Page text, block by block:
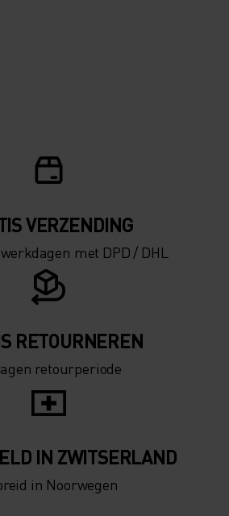
0°
-10°
-15°
-20°
-25°
VERZENDING​​​​​​​​​​​​​​
met DPD / DHL
RETOURNEREN
retourperiode
IN ZWITSERLAND
in Noorwegen